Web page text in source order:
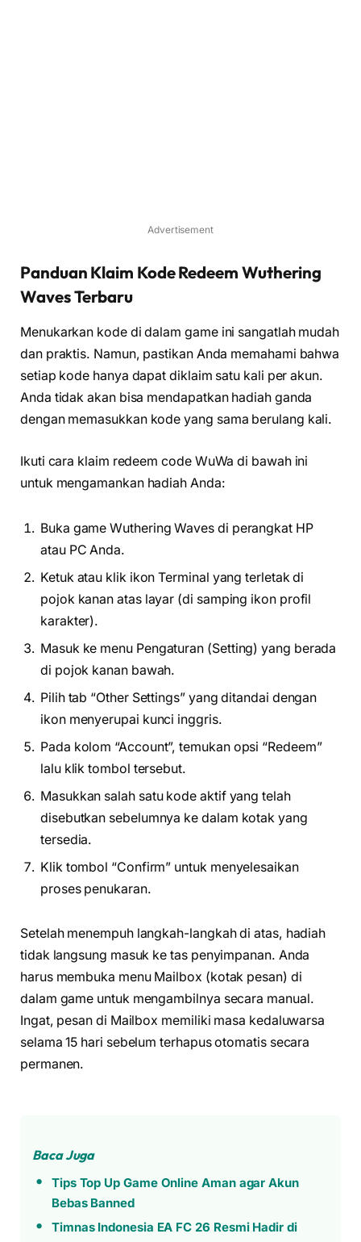
Advertisement
Panduan Klaim Kode Redeem Wuthering
Waves Terbaru
Menukarkan kode di dalam game ini sangatlah mudah
dan praktis. Namun, pastikan Anda memahami bahwa
setiap kode hanya dapat diklaim satu kali per akun.
Anda tidak akan bisa mendapatkan hadiah ganda
dengan memasukkan kode yang sama berulang kali.
Ikuti cara klaim redeem code WuWa di bawah ini
untuk mengamankan hadiah Anda:
Buka game Wuthering Waves di perangkat HP
atau PC Anda.
Ketuk atau klik ikon Terminal yang terletak di
pojok kanan atas layar (di samping ikon profil
karakter).
Masuk ke menu Pengaturan (Setting) yang berada
di pojok kanan bawah.
Pilih tab “Other Settings” yang ditandai dengan
ikon menyerupai kunci inggris.
Pada kolom “Account”, temukan opsi “Redeem”
lalu klik tombol tersebut.
Masukkan salah satu kode aktif yang telah
disebutkan sebelumnya ke dalam kotak yang
tersedia.
Klik tombol “Confirm” untuk menyelesaikan
proses penukaran.
Setelah menempuh langkah-langkah di atas, hadiah
tidak langsung masuk ke tas penyimpanan. Anda
harus membuka menu Mailbox (kotak pesan) di
dalam game untuk mengambilnya secara manual.
Ingat, pesan di Mailbox memiliki masa kedaluwarsa
selama 15 hari sebelum terhapus otomatis secara
permanen.
Baca Juga
Tips Top Up Game Online Aman agar Akun
Bebas Banned
Timnas Indonesia EA FC 26 Resmi Hadir di